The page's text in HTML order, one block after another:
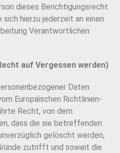
dieses Berichtigungsrecht
sich hierzu jederzeit an einen
Verantwortlichen
auf Vergessen werden)
Daten
Europäischen Richtlinien-
Recht, von dem
dass die sie betreffenden
gelöscht werden,
zutrifft und soweit die